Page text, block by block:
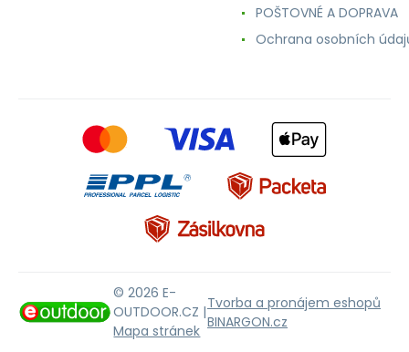
POŠTOVNÉ A DOPRAVA
Ochrana osobních
© 2026 E-
OUTDOOR.CZ |
Mapa stránek
Tvorba a pronájem eshopů
BINARGON.cz